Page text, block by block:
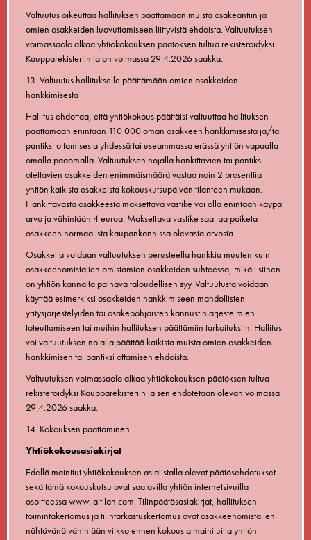
Valtuutus oikeuttaa hallituksen päättämään muista osakeantiin ja
omien osakkeiden luovuttamiseen liittyvistä ehdoista. Valtuutuksen
voimassaolo alkaa yhtiökokouksen päätöksen tultua rekisteröidyksi
Kaupparekisteriin ja on voimassa 29.4.2026 saakka.
13.Valtuutus hallitukselle päättämään omien osakkeiden
hankkimisesta
Hallitus ehdottaa, että yhtiökokous päättäisi valtuuttaa hallituksen
päättämään enintään 110 000 oman osakkeen hankkimisesta ja/tai
pantiksi ottamisesta yhdessä tai useammassa erässä yhtiön vapaalla
omalla pääomalla. Valtuutuksen nojalla hankittavien tai pantiksi
otettavien osakkeiden enimmäismäärä vastaa noin 2 prosenttia
yhtiön kaikista osakkeista kokouskutsupäivän tilanteen mukaan.
Hankittavasta osakkeesta maksettava vastike voi olla enintään käypä
arvo ja vähintään 4 euroa. Maksettava vastike saattaa poiketa
osakkeen normaalista kaupankännissä olevasta arvosta.
Osakkeita voidaan valtuutuksen perusteella hankkia muuten kuin
osakkeenomistajien omistamien osakkeiden suhteessa, mikäli siihen
on yhtiön kannalta painava taloudellisen syy. Valtuutusta voidaan
käyttää esimerkiksi osakkeiden hankkimiseen mahdollisten
yritysjärjestelyiden tai osakepohjaisten kannustinjärjestelmien
toteuttamiseen tai muihin hallituksen päättämiin tarkoituksiin. Hallitus
voi valtuutuksen nojalla päättää kaikista muista omien osakkeiden
hankkimisen tai pantiksi ottamisen ehdoista.
Valtuutuksen voimassaolo alkaa yhtiökokouksen päätöksen tultua
rekisteröidyksi Kaupparekisteriin ja sen ehdotetaan olevan voimassa
29.4.2026 saakka.
14. Kokouksen päättäminen
Yhtiökokousasiakirjat
Edellä mainitut yhtiökokouksen asialistalla olevat päätösehdotukset
sekä tämä kokouskutsu ovat saatavilla yhtiön internetsivuilla
osoitteessa www.laitilan.com. Tilinpäätösasiakirjat, hallituksen
toimintakertomus ja tilintarkastuskertomus ovat osakkeenomistajien
nähtävänä vähintään viikko ennen kokousta mainituilla yhtiön